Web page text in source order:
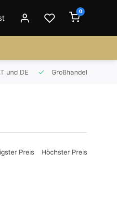
0
und DE Großhandel
Preis Höchster Preis